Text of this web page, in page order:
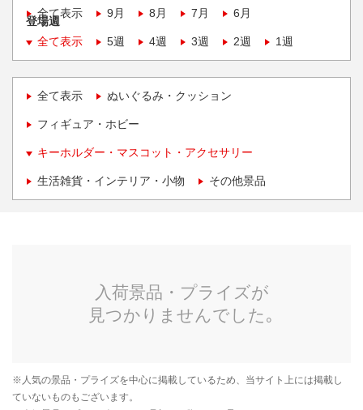
全て表示
9月 8月 7月 6月
登場週
全て表示
5週 4週 3週 2週 1週
全て表示 ぬいぐるみ・クッション
フィギュア・ホビー
キーホルダー・マスコット・アクセサリー
生活雑貨・インテリア・小物 その他景品